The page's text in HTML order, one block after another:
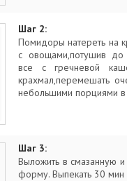
Шаг 2:
Помидоры натереть на
с овощами,потушив до
все с гречневой
крахмал,перемешать
небольшими порциями
Шаг 3:
Выложить в смазанную
форму. Выпекать 30 мин